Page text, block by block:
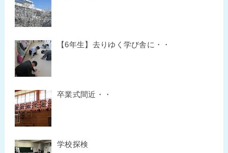
【6年生】去りゆく学び舎に・・
卒業式間近・・
学校探検